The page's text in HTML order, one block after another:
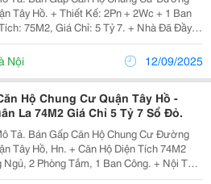
Tây Hồ. + Thiết Kế: 2Pn + 2Wc + 1 Ban
75M2, Giá Chỉ: 5 Tỷ 7. + Nhà Đã Đầy
Bản Liền Tường. + Sổ Đỏ Lâu Dài. Sẵn
Liên Hệ Xem Nhà Trực Tiếp:...
Nội 12/09/2025
Hộ Chung Cư Quận Tây Hồ -
La 74M2 Giá Chỉ 5 Tỷ 7 Sổ Đỏ.
Cư Đường
+ Căn Hộ Diện Tích 74M2
2 Phòng Tắm, 1 Ban Công. + Nội Thất
Chỉ 5 Tỷ 7 . Tầng